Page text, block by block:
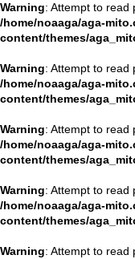
Warning: Attempt to read
/home/noaaga/aga-
content/themes/
Warning: Attempt to read
/home/noaaga/aga-
content/themes/
Warning: Attempt to read
/home/noaaga/aga-
content/themes/
Warning: Attempt to read
/home/noaaga/aga-
content/themes/
Warning: Attempt to read